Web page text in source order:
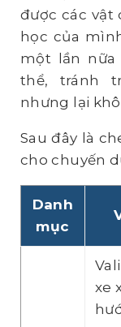
được các vật
học của
một lần
thể, tránh
nhưng lại
Sau đây là
cho chuyến
Danh
mục
xe